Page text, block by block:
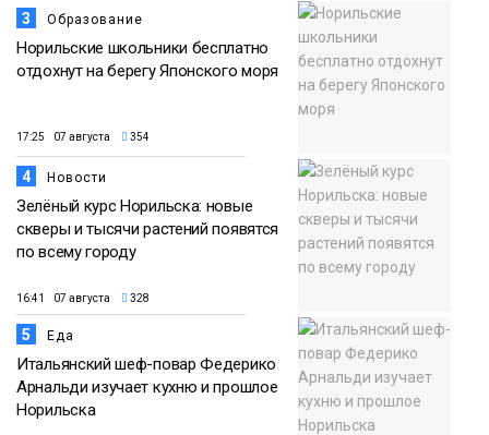
3 Образование
Норильские школьники бесплатно
отдохнут на берегу Японского моря
17:25 07 августа 354
4 Новости
Зелёный курс Норильска: новые
скверы и тысячи растений появятся
по всему городу
16:41 07 августа 328
5 Еда
Итальянский шеф-повар Федерико
Арнальди изучает кухню и прошлое
Норильска